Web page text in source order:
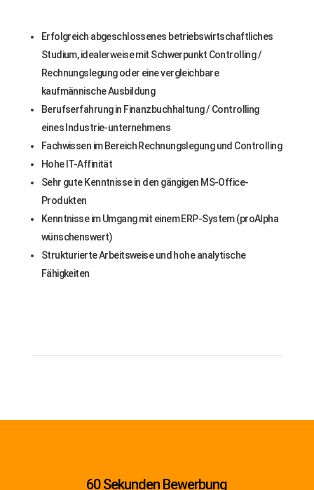
Erfolgreich abgeschlossenes betriebswirtschaftliches
Studium, idealerweise mit Schwerpunkt Controlling /
Rechnungslegung oder eine vergleichbare
kaufmännische Ausbildung
Berufserfahrung in Finanzbuchhaltung / Controlling
eines Industrie-unternehmens
Fachwissen im Bereich Rechnungslegung und Controlling
Hohe IT-Affinität
Sehr gute Kenntnisse in den gängigen MS-Office-
Produkten
Kenntnisse im Umgang mit einem ERP-System (proAlpha
wünschenswert)
Strukturierte Arbeitsweise und hohe analytische
Fähigkeiten
60 Sekunden Bewerbung